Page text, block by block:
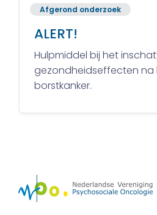
Afgerond onderzoek
ALERT!
Hulpmiddel bij het
gezondheidseffecten na
borstkanker.